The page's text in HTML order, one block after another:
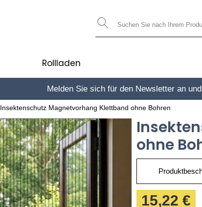
Rollladen
Melden Sie sich für den Newsletter an
Insektenschutz Magnetvorhang Klettband ohne Bohren
ohne
15,22 €